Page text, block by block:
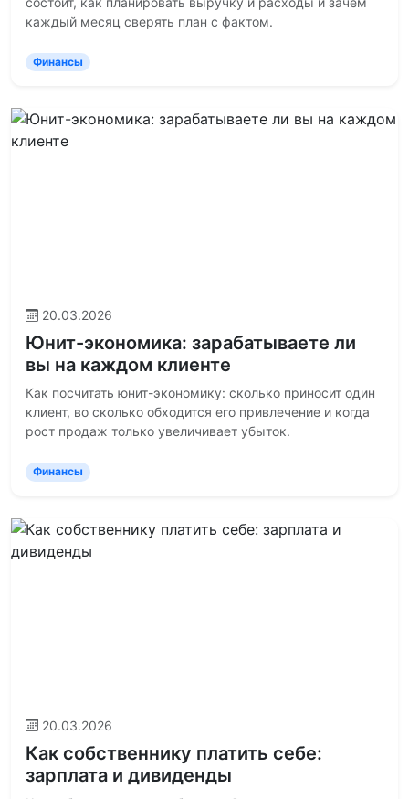
каждый месяц сверять план с фактом.
Финансы
20.03.2026
Юнит-экономика: зарабатываете ли
вы на каждом клиенте
Как посчитать юнит-экономику: сколько приносит один
клиент, во сколько обходится его привлечение и когда
рост продаж только увеличивает убыток.
Финансы
20.03.2026
Как собственнику платить себе:
зарплата и дивиденды